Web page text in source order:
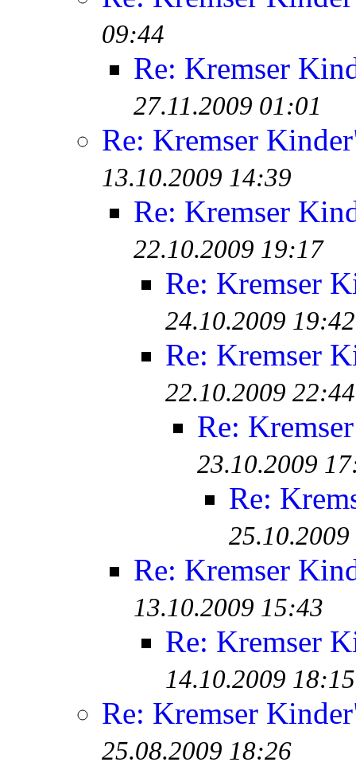
09:44
Re: Kremser
27.11.2009 01:01
Re: Kremser
13.10.2009 14:39
Re: Kremser
22.10.2009 19:17
Re: Kremser
24.10.2009 19:42
Re: Kremser
22.10.2009 22:44
Re:
23.10.2009
Re:
Re: Kremser
13.10.2009 15:43
Re: Kremser
14.10.2009 18:15
Re: Kremser
25.08.2009 18:26